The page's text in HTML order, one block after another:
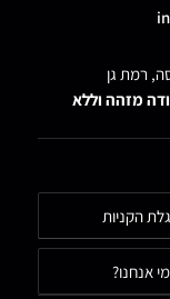
מזהה וללא
הקניות
מי אנחנו?